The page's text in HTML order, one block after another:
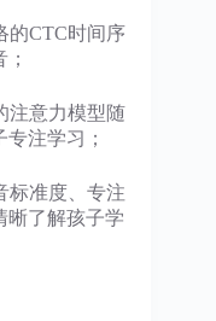
的CTC时间序
注意力模型随
注学习；
标准度、专注
晰了解孩子学